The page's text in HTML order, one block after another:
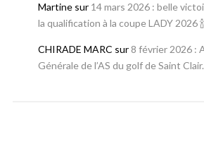
Martinesur 14 mars 2026 : belle
la qualification à la coupe LADY 2026 🍾
CHIRADE MARC sur 8 février 2026 :
Générale de l’AS du golf de Saint Clair.